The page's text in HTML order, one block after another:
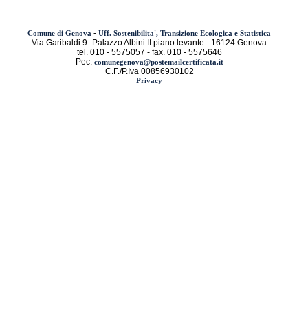
Comune di Genova - Uff. Sostenibilita', Transizione Ecologica e Statistica
Via Garibaldi 9 -Palazzo Albini II piano levante - 16124 Genova
tel. 010 - 5575057 - fax. 010 - 5575646
Pec: comunegenova@postemailcertificata.it
C.F./P.Iva 00856930102
Privacy